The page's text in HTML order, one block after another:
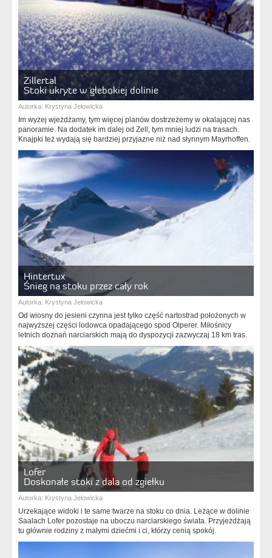
Zillertal
Stoki ukryte w głebokiej dolinie
Autorka: Krystyna Jełowicka
Im wyżej wjeżdżamy, tym więcej planów dostrzeżemy w okalającej nas
panoramie. Na dodatek im dalej od Zell, tym mniej ludzi na trasach.
Knajpki też wydają się bardziej przyjazne niż nad słynnym Mayrhoffen.
Hintertux
Śnieg na stoku przez cały rok
Autorka: Krystyna Jełowicka
Od wiosny do jesieni czynna jest tylko część nartostrad położonych w
najwyższej części lodowca opadającego spod Olperer. Miłośnicy
letnich doznań narciarskich mają do dyspozycji zazwyczaj 18 km tras.
Lofer
Doskonałe stoki z dala od zgiełku
Autorka: Krystyna Jełowicka
Urzekające widoki i te same twarze na stoku co dnia. Leżące w dolinie
Saalach Lofer pozostaje na uboczu narciarskiego świata. Przyjeżdżają
tu głównie rodziny z małymi dziećmi i ci, którzy cenią spokój.